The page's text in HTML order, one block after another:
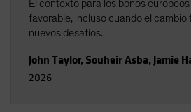
El contexto para los bonos
favorable, incluso cuando el cambio
nuevos desafíos.
John Taylor, Souheir Asba, Jamie
2026